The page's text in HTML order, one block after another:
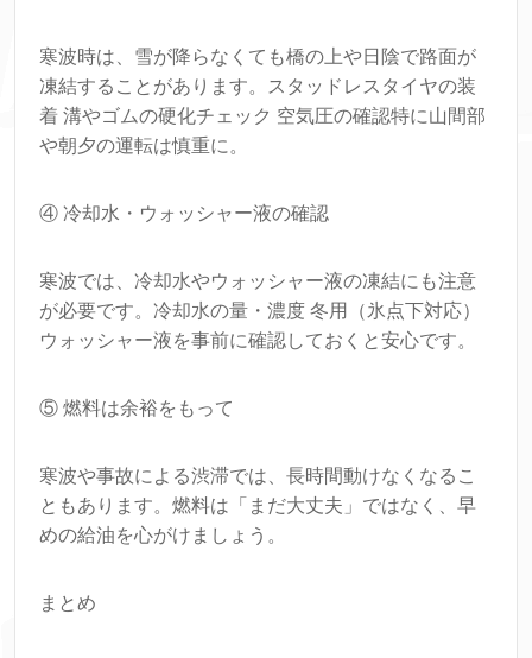
寒波時は、雪が降らなくても橋の上や日陰で路面が
凍結することがあります。スタッドレスタイヤの装
着 溝やゴムの硬化チェック 空気圧の確認特に山間部
や朝夕の運転は慎重に。
④ 冷却水・ウォッシャー液の確認
寒波では、冷却水やウォッシャー液の凍結にも注意
が必要です。冷却水の量・濃度 冬用（氷点下対応）
ウォッシャー液を事前に確認しておくと安心です。
⑤ 燃料は余裕をもって
寒波や事故による渋滞では、長時間動けなくなるこ
ともあります。燃料は「まだ大丈夫」ではなく、早
めの給油を心がけましょう。
まとめ